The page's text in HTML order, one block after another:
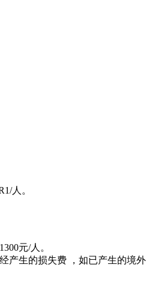
人。
元/人。
产生的损失费 ，如已产生的境外